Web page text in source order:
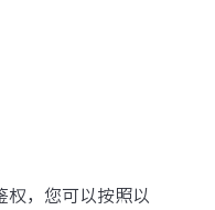
权，您可以按照以